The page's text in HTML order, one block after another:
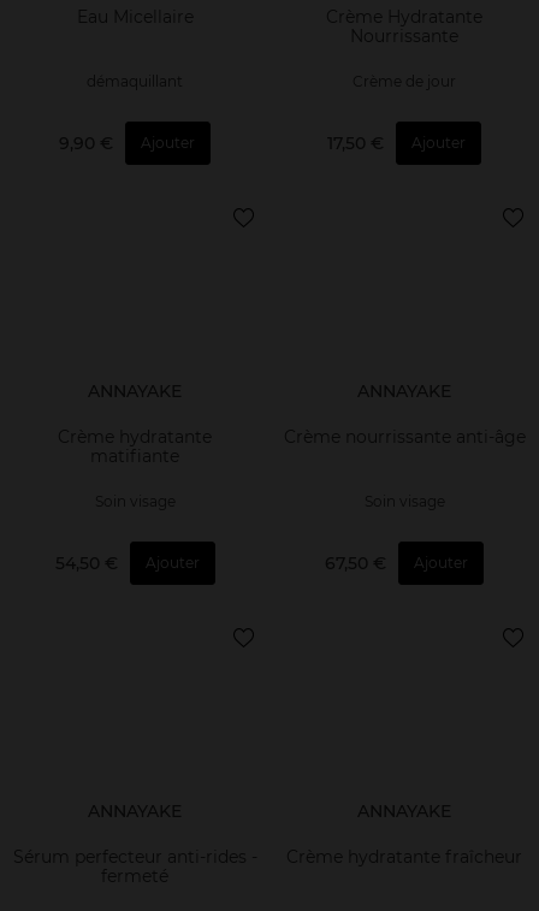
Eau Micellaire
démaquillant
9,90 € Ajouter
Crème Hydratante
Nourrissante
Crème de jour
17,50 € Ajouter
ANNAYAKE
Crème hydratante
matifiante
Soin visage
54,50 € Ajouter
ANNAYAKE
Crème nourrissante anti-âge
Soin visage
67,50 € Ajouter
ANNAYAKE
Sérum perfecteur anti-rides -
fermeté
ANNAYAKE
Crème hydratante fraîcheur